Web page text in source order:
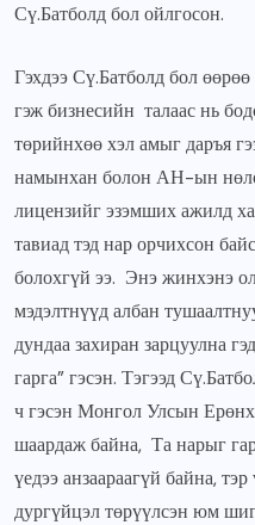
Сү.Батболд бол ойлгосон.
Гэхдээ Сү.Батболд бол
гэж бизнесийн талаас нь
төрийнхөө хэл амыг даръя
намынхан болон АН-ын
лицензийг эзэмших ажилд
тавиад тэд нар орчихсон
болохгүй ээ. Энэ жинхэнэ
мэдэлтнүүд албан
дундаа захиран зарцуулна
гарга” гэсэн. Тэгээд
ч гэсэн Монгол Улсын
шаардаж байна, Та нарыг
үедээ анзаараагүй байна,
дургүйцэл төрүүлсэн юм